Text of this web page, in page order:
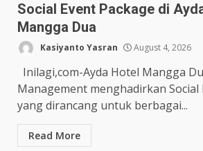
Social Event Package di
Mangga Dua
Kasiyanto Yasran August 4, 2026
Inilagi,com-Ayda Hotel Mangga
Management menghadirkan Social
yang dirancang untuk berbagai...
Read More